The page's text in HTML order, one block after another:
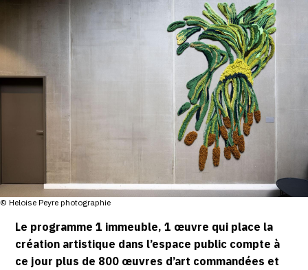
PUBLIER SES EXPOSITIONS
DEVENIR CONTRIBUTEUR
À PROPOS
L'ÉQUIPE OAM
À PROPOS D'OAM
CONTACT
CGV
© Heloise Peyre photographie
Le programme 1 immeuble, 1 œuvre qui place la
création artistique dans l’espace public compte à
ce jour plus de 800 œuvres d’art commandées et